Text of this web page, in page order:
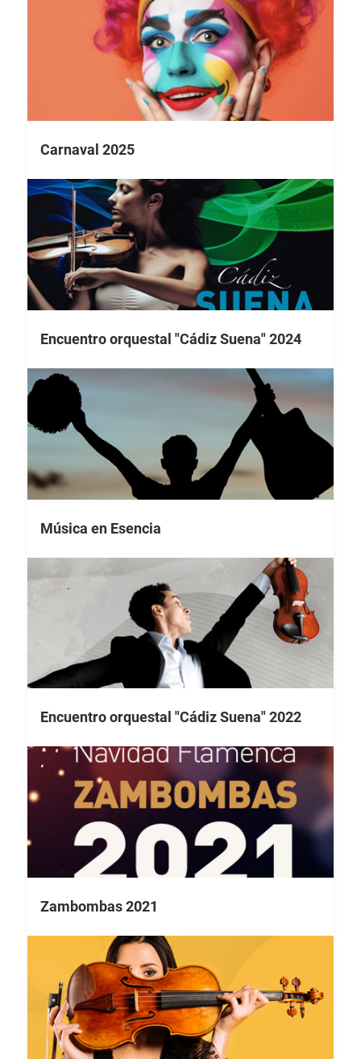
Carnaval 2025
Encuentro orquestal "Cádiz Suena" 2024
Música en Esencia
Encuentro orquestal "Cádiz Suena" 2022
Zambombas 2021